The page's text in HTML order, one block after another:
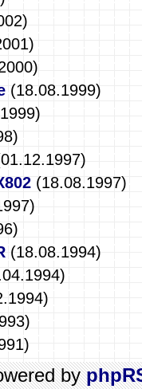
(18.08.1999)
(18.08.1997)
(18.08.1994)
by